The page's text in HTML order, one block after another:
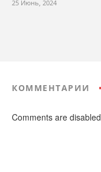
25 Июнь, 2024
КОММЕНТАРИИ
Comments are disabled